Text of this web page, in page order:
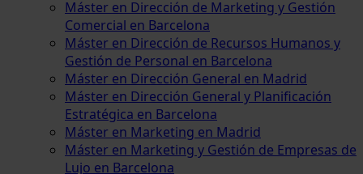
Máster en Dirección de Marketing y Gestión
Comercial en Barcelona
Máster en Dirección de Recursos Humanos y
Gestión de Personal en Barcelona
Máster en Dirección General en Madrid
Máster en Dirección General y Planificación
Estratégica en Barcelona
Máster en Marketing en Madrid
Máster en Marketing y Gestión de Empresas de
Lujo en Barcelona